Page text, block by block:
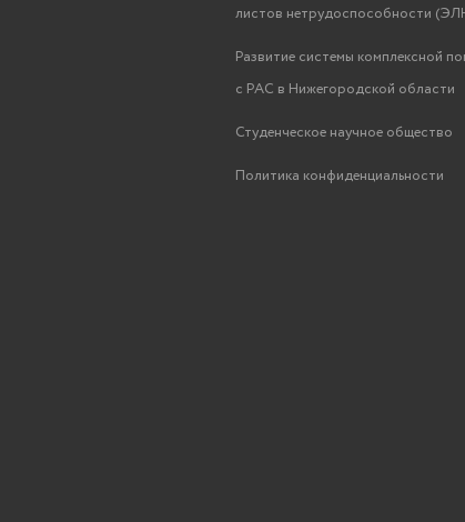
листов нетрудоспособности
Развитие системы комплексной
с РАС в Нижегородской области
Студенческое научное общество
Политика конфиденциальности